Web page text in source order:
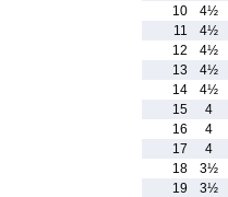
10
4½
11
4½
12
4½
13
4½
14
4½
15
4
16
4
17
4
18
3½
19
3½